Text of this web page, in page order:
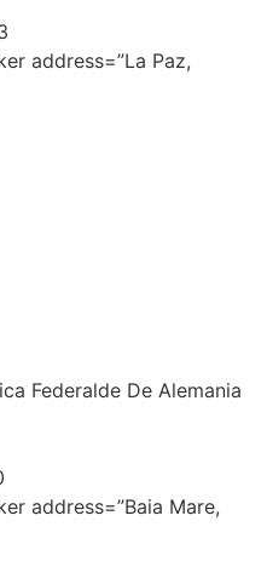
address=”La Paz,
Federalde De Alemania
address=”Baia Mare,